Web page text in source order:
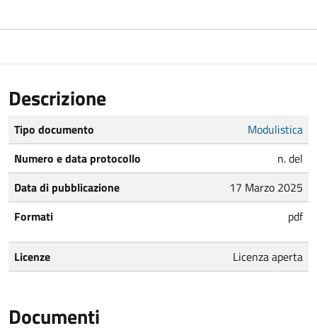
Descrizione
Tipo documento
Modulistica
Numero e data protocollo
n. del
Data di pubblicazione
17 Marzo 2025
Formati
pdf
Licenze Licenza aperta
Documenti